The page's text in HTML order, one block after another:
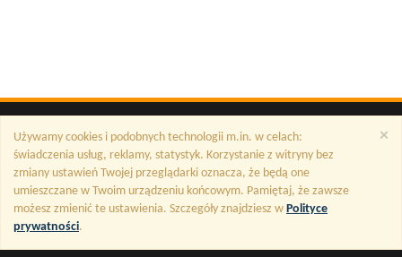
×
Używamy cookies i podobnych technologii m.in. w celach:
świadczenia usług, reklamy, statystyk. Korzystanie z witryny bez
zmiany ustawień Twojej przeglądarki oznacza, że będą one
umieszczane w Twoim urządzeniu końcowym. Pamiętaj, że zawsze
możesz zmienić te ustawienia. Szczegóły znajdziesz w Polityce
prywatności.